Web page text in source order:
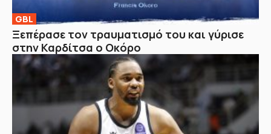
GBL
Ξεπέρασε τον τραυματισμό του και γύρισε
στην Καρδίτσα ο Οκόρο